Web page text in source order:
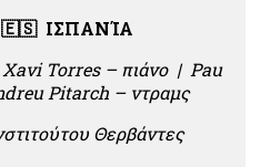
🇪🇸 ΙΣΠΑΝΊΑ
Torres – πιάνο | Pau
Pitarch – ντραμς
Θερβάντες